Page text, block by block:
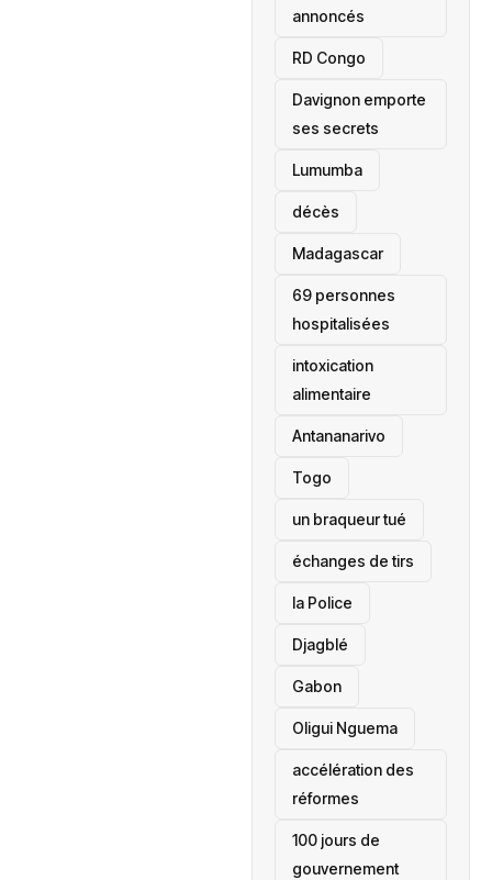
annoncés
‎RD Congo
Davignon emporte
ses secrets
Lumumba
décès
‎Madagascar
69 personnes
hospitalisées
intoxication
alimentaire
Antananarivo
‎Togo
un braqueur tué
échanges de tirs
la Police
Djagblé
Gabon
Oligui Nguema
accélération des
réformes
100 jours de
gouvernement